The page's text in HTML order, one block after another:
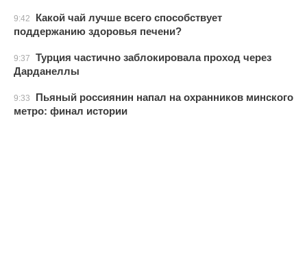
9:42
Какой чай лучше всего способствует
поддержанию здоровья печени?
9:37
Турция частично заблокировала проход через
Дарданеллы
9:33
Пьяный россиянин напал на охранников минского
метро: финал истории